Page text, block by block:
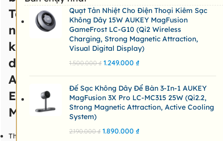
Tai
nghe
không
dây
Aukey
EP-
M1S:
Thiết
Quạt Tản Nhiệt Cho Điện Thoại Kiêm Sạc
Không Dây 15W AUKEY MagFusion
GameFrost LC-G10 (Qi2 Wireless
Charging, Strong Magnetic Attraction,
Visual Digital Display)
1.500.000₫ 1.249.000 ₫
Đế Sạc Không Dây Để Bàn 3-In-1 AUKEY
MagFusion 3X Pro LC-MC315 25W (Qi2.2,
Strong Magnetic Attraction, Active Cooling
System)
2.190.000₫ 1.890.000 ₫